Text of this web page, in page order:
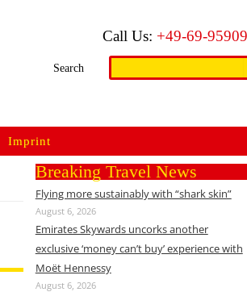
Call Us: +49-69-
Search
Search
Imprint
Breaking Travel News
Flying more sustainably with “shark skin”
August 6, 2026
Emirates Skywards uncorks another
exclusive ‘money can’t buy’ experience with
Moët Hennessy
August 6, 2026